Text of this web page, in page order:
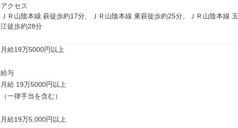
アクセス
ＪＲ山陰本線 萩徒歩約17分、ＪＲ山陰本線 東萩徒歩約25分、ＪＲ山陰本線 玉
江徒歩約28分
月給19万5000円以上
給与
月給 19万5000円以上
（一律手当を含む）
月給19万5,000円以上